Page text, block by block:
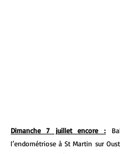
Dimanche 7 juillet encore :
l’endométriose à St Martin sur